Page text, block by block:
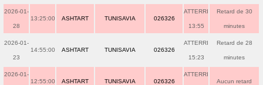
2026-01-
28
13:25:00 ASHTART TUNISAVIA 026326
ATTERRI
13:55
Retard de 30
minutes
2026-01-
23
14:55:00 ASHTART TUNISAVIA 026326
ATTERRI
15:23
Retard de 28
minutes
2026-01-
12:55:00 ASHTART TUNISAVIA 026326
ATTERRI
Aucun retard